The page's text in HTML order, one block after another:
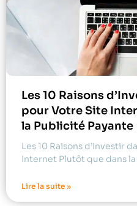
Les 10 Raisons
pour Votre Site
la Publicité Payante
Les 10 Raisons d’Investir
Internet Plutôt que dans la
Lire la suite »